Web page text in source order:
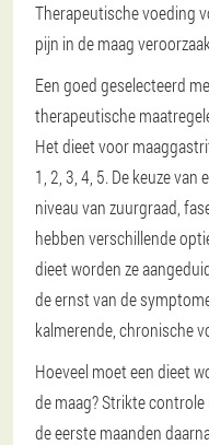
Therapeutische voeding
pijn in de maag
Een goed geselecteerd
therapeutische
Het dieet voor
1, 2, 3, 4, 5. De keuze
niveau van zuurgraad,
hebben verschillende
dieet worden ze
de ernst van de
kalmerende, chronische
Hoeveel moet een dieet
de maag? Strikte
de eerste maanden